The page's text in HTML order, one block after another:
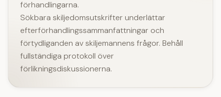
förhandlingarna.
Sökbara skiljedomsutskrifter underlättar
efterförhandlingssammanfattningar och
förtydliganden av skiljemannens frågor. Behåll
fullständiga protokoll över
förlikningsdiskussionerna.